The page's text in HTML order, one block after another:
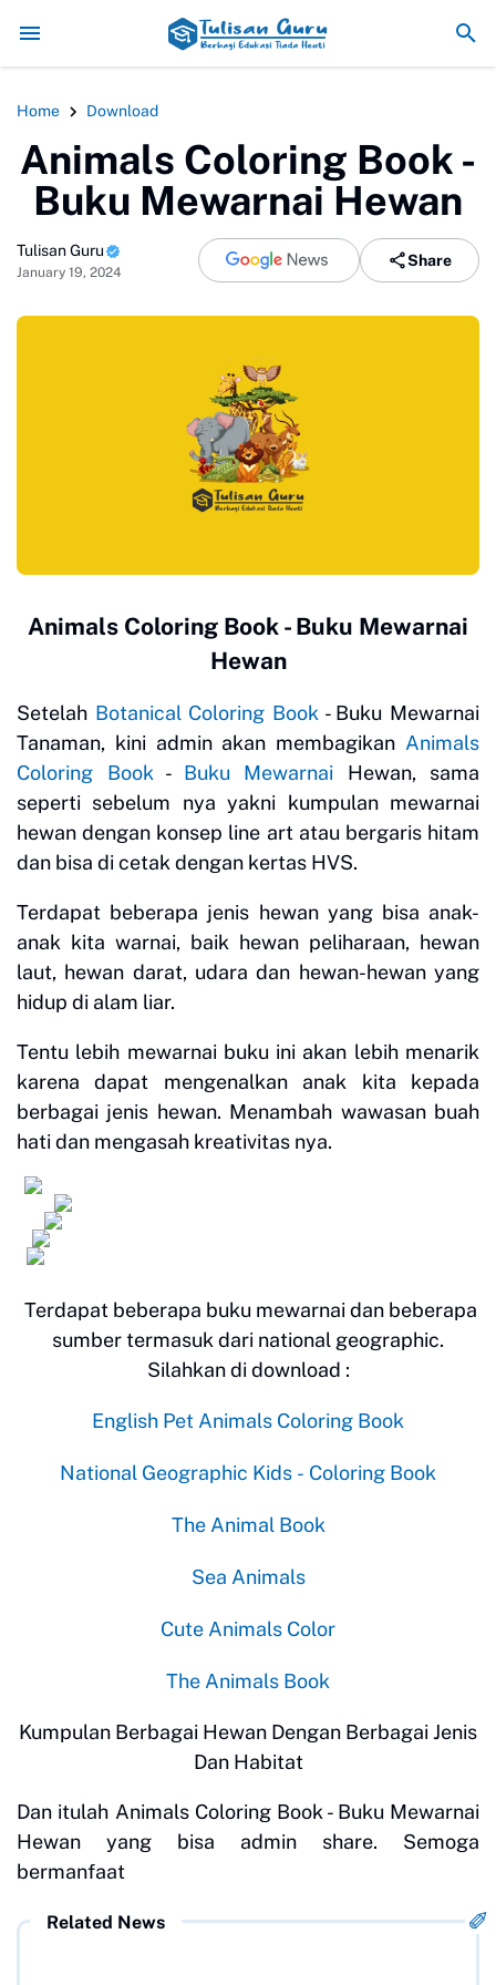
Pemanfaatan Teknologi Digital dalam
Home Download
Animals Coloring Book -
Buku Mewarnai Hewan
Tulisan Guru
January 19, 2024
Share
Animals Coloring Book - Buku Mewarnai
Hewan
Setelah Botanical Coloring Book - Buku Mewarnai
Tanaman, kini admin akan membagikan Animals
Coloring Book- Buku Mewarnai Hewan, sama
seperti sebelum nya yakni kumpulan mewarnai
hewan dengan konsep line art atau bergaris hitam
dan bisa di cetak dengan kertas HVS.
Terdapat beberapa jenis hewan yang bisa anak-
anak kita warnai, baik hewan peliharaan, hewan
laut, hewan darat, udara dan hewan-hewan yang
hidup di alam liar.
Tentu lebih mewarnai buku ini akan lebih menarik
karena dapat mengenalkan anak kita kepada
berbagai jenis hewan. Menambah wawasan buah
hati dan mengasah kreativitas nya.
Terdapat beberapa buku mewarnai dan beberapa
sumber termasuk dari national geographic.
Silahkan di download :
English Pet Animals Coloring Book
National Geographic Kids - Coloring Book
The Animal Book
Sea Animals
Cute Animals Color
The Animals Book
Kumpulan Berbagai Hewan Dengan Berbagai Jenis
Dan Habitat
Dan itulah Animals Coloring Book - Buku Mewarnai
Hewan yang bisa admin share. Semoga
bermanfaat
Related News